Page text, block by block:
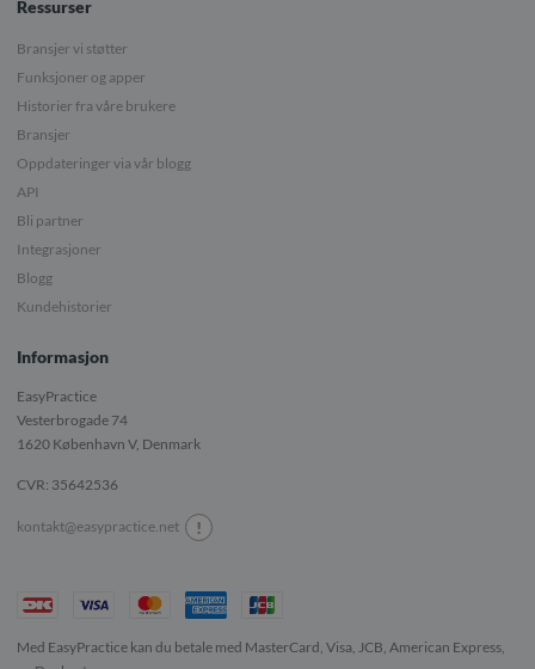
Ressurser
Bransjer vi støtter
Funksjoner og apper
Historier fra våre brukere
Bransjer
Oppdateringer via vår blogg
API
Bli partner
Integrasjoner
Blogg
Kundehistorier
Informasjon
EasyPractice
Vesterbrogade 74
1620 København V, Denmark
CVR: 35642536
kontakt@easypractice.net !
Med EasyPractice kan du betale med MasterCard, Visa, JCB, American Express,